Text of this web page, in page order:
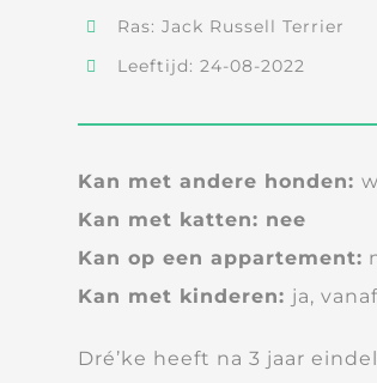
Ras: Jack Russell Terrier
Leeftijd: 24-08-2022
Kan met andere honden:
Kan met katten: nee
Kan op een appartement:
Kan met kinderen: ja,
Dré’ke heeft na 3 jaar